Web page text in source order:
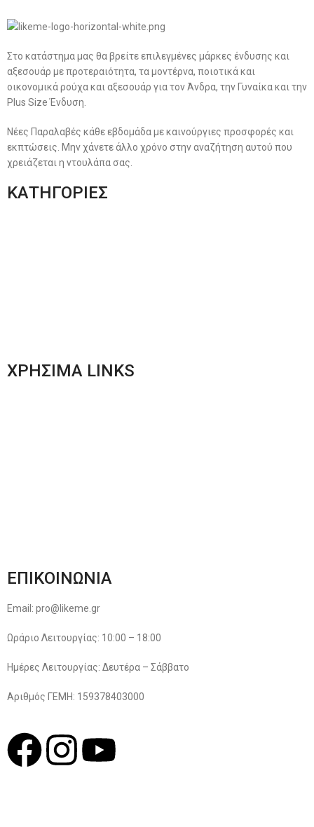
Στο κατάστημα μας θα βρείτε επιλεγμένες μάρκες ένδυσης και
αξεσουάρ με προτεραιότητα, τα μοντέρνα, ποιοτικά και
οικονομικά ρούχα και αξεσουάρ για τον Άνδρα, την Γυναίκα και την
Plus Size Ένδυση.
Νέες Παραλαβές κάθε εβδομάδα με καινούργιες προσφορές και
εκπτώσεις. Μην χάνετε άλλο χρόνο στην αναζήτηση αυτού που
χρειάζεται η ντουλάπα σας.
ΚΑΤΗΓΟΡΙΕΣ
ΧΡΗΣΙΜΑ LINKS
ΕΠΙΚΟΙΝΩΝΙΑ
Email: pro@likeme.gr
Ωράριο Λειτουργίας: 10:00 – 18:00
Ημέρες Λειτουργίας: Δευτέρα – Σάββατο
Αριθμός ΓΕΜΗ: 159378403000